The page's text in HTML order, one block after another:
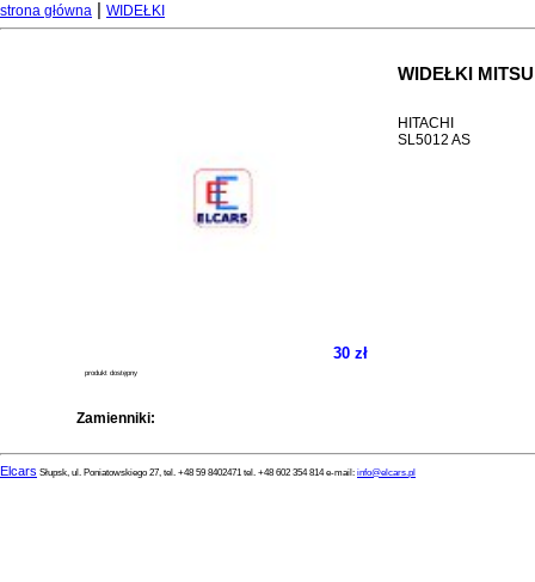
strona główna WIDEŁKI
30 zł
produkt dostępny
Zamienniki:
WIDEŁKI
HITACHI
SL5012 AS
Elcars Słupsk, ul. Poniatowskiego 27, tel. +48 59 8402471 tel. +48 602 354 814 e-mail: info@elcars.pl